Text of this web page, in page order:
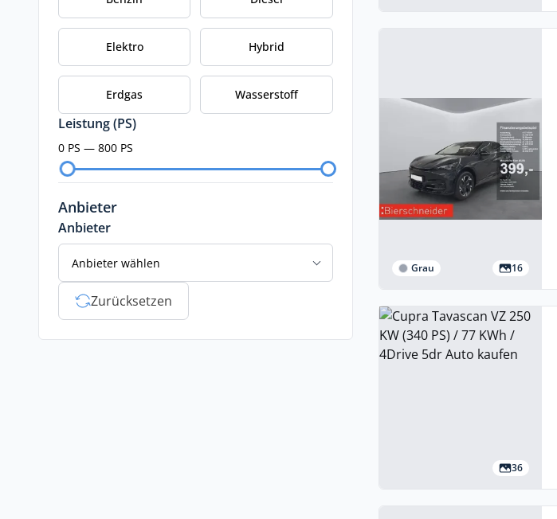
Elektro Hybrid
Erdgas Wasserstoff
Leistung (PS)
0 PS — 800 PS
Anbieter
Anbieter
Anbieter wählen
Zurücksetzen
Grau 16
36